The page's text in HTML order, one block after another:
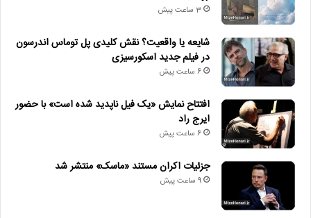
3 ساعت پیش
شایعه یا واقعیت؟ نقش کلیدی پل توماس اندرسون
در فیلم جدید اسکورسیزی
6 ساعت پیش
افتتاح نمایش «یک فیل ناپدید شده است» با حضور
ایرج راد
6 ساعت پیش
جزئیات اکران مستند «ماسک» منتشر شد
9 ساعت پیش